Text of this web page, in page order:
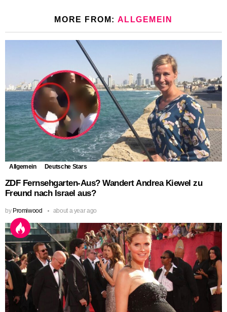
MORE FROM: ALLGEMEIN
Allgemein Deutsche Stars
ZDF Fernsehgarten-Aus? Wandert Andrea Kiewel zu
Freund nach Israel aus?
by Promiwood about a year ago